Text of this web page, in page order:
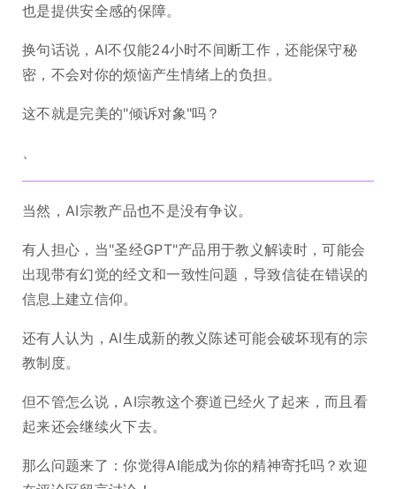
也是提供安全感的保障。
换句话说，AI不仅能24小时不间断工作，还能保守秘
密，不会对你的烦恼产生情绪上的负担。
这不就是完美的"倾诉对象"吗？
、
当然，AI宗教产品也不是没有争议。
有人担心，当"圣经GPT"产品用于教义解读时，可能会
出现带有幻觉的经文和一致性问题，导致信徒在错误的
信息上建立信仰。
还有人认为，AI生成新的教义陈述可能会破坏现有的宗
教制度。
但不管怎么说，AI宗教这个赛道已经火了起来，而且看
起来还会继续火下去。
那么问题来了：你觉得AI能成为你的精神寄托吗？欢迎